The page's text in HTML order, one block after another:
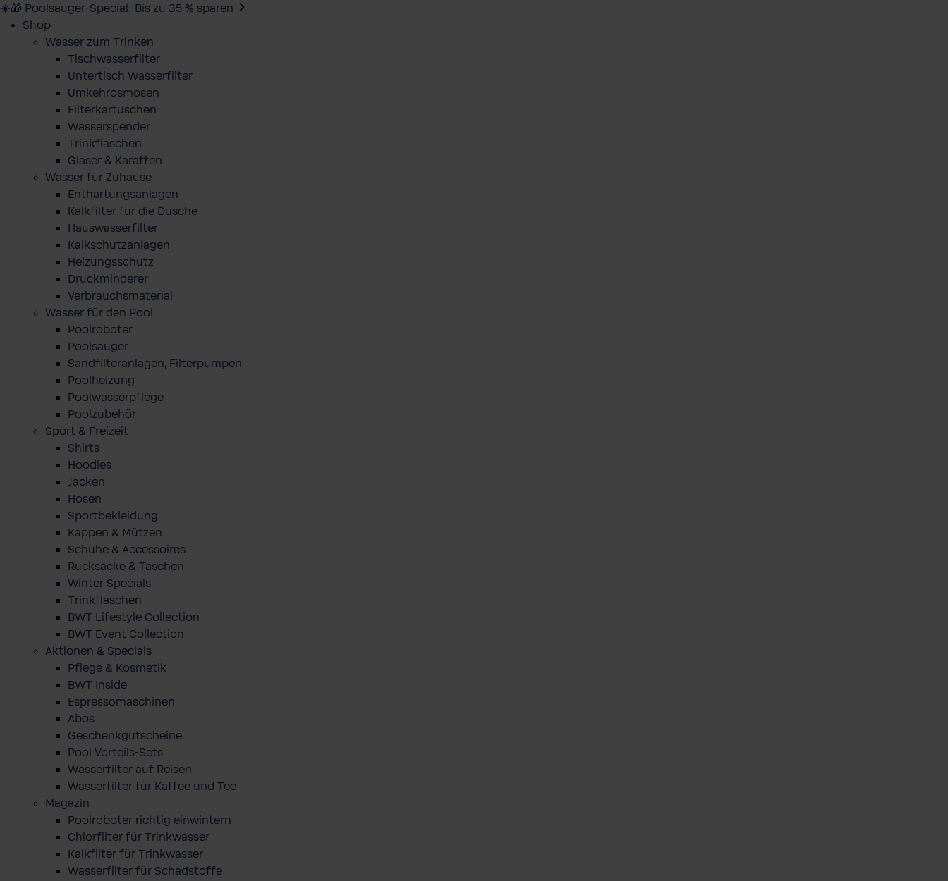
☀️🎁 Poolsauger-Special: Bis zu 35 % sparen
Shop
Wasser zum Trinken
Tischwasserfilter
Untertisch Wasserfilter
Umkehrosmosen
Filterkartuschen
Wasserspender
Trinkflaschen
Gläser & Karaffen
Wasser für Zuhause
Enthärtungsanlagen
Kalkfilter für die Dusche
Hauswasserfilter
Kalkschutzanlagen
Heizungsschutz
Druckminderer
Verbrauchsmaterial
Wasser für den Pool
Poolroboter
Poolsauger
Sandfilteranlagen, Filterpumpen
Poolheizung
Poolwasserpflege
Poolzubehör
Sport & Freizeit
Shirts
Hoodies
Jacken
Hosen
Sportbekleidung
Kappen & Mützen
Schuhe & Accessoires
Rucksäcke & Taschen
Winter Specials
Trinkflaschen
BWT Lifestyle Collection
BWT Event Collection
Aktionen & Specials
Pflege & Kosmetik
BWT Inside
Espressomaschinen
Abos
Geschenkgutscheine
Pool Vorteils-Sets
Wasserfilter auf Reisen
Wasserfilter für Kaffee und Tee
Magazin
Poolroboter richtig einwintern
Chlorfilter für Trinkwasser
Kalkfilter für Trinkwasser
Wasserfilter für Schadstoffe